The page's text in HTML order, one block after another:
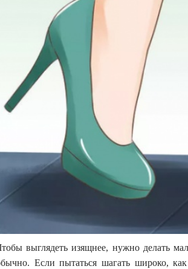
выглядеть изящнее, нужно делать
Если пытаться шагать широко,